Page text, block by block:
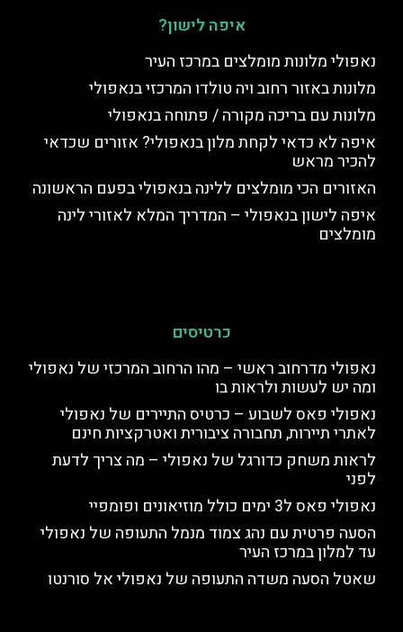
איפה לישון?
נאפולי מלונות מומלצים במרכז העיר
מלונות באזור רחוב ויה טולדו המרכזי בנאפולי
מלונות עם בריכה מקורה / פתוחה בנאפולי
איפה לא כדאי לקחת מלון בנאפולי? אזורים שכדאי
להכיר מראש
האזורים הכי מומלצים ללינה בנאפולי בפעם הראשונה
איפה לישון בנאפולי – המדריך המלא לאזורי לינה
מומלצים
כרטיסים
נאפולי מדרחוב ראשי – מהו הרחוב המרכזי של נאפולי
ומה יש לעשות ולראות בו
נאפולי פאס לשבוע – כרטיס התיירים של נאפולי
לאתרי תיירות, תחבורה ציבורית ואטרקציות חינם
לראות משחק כדורגל של נאפולי – מה צריך לדעת
לפני
נאפולי פאס ל3 ימים כולל מוזיאונים ופומפיי
הסעה פרטית עם נהג צמוד מנמל התעופה של נאפולי
עד למלון במרכז העיר
שאטל הסעה משדה התעופה של נאפולי אל סורנטו